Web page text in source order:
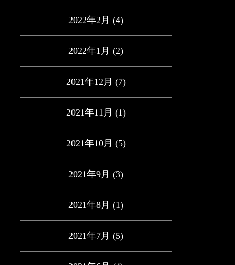
2022年2月 (4)
2022年1月 (2)
2021年12月 (7)
2021年11月 (1)
2021年10月 (5)
2021年9月 (3)
2021年8月 (1)
2021年7月 (5)